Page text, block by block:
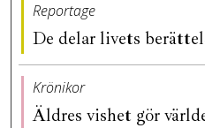
Reportage
De delar livets
Krönikor
Äldres vishet gör